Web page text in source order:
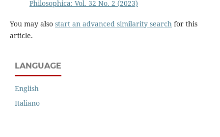
Philosophica: Vol. 32 No. 2 (2023)
You may also start an advanced similarity searchfor this
article.
LANGUAGE
English
Italiano